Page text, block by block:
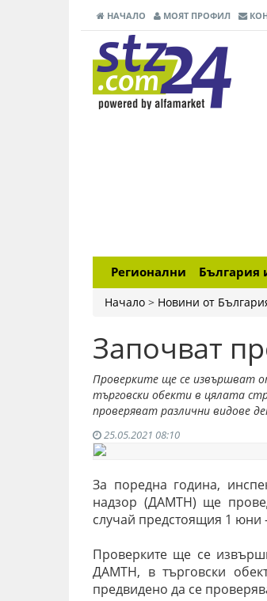
НАЧАЛО МОЯТ ПРОФИЛ
Регионални България
Начало > Новини от
Започват
Проверките ще се извършват
търговски обекти в цялата
проверяват различни видове
25.05.2021 08:10
За поредна година,
надзор (ДАМТН) ще
случай предстоящия 1 юни
Проверките ще се
ДАМТН, в търговски
предвидено да се